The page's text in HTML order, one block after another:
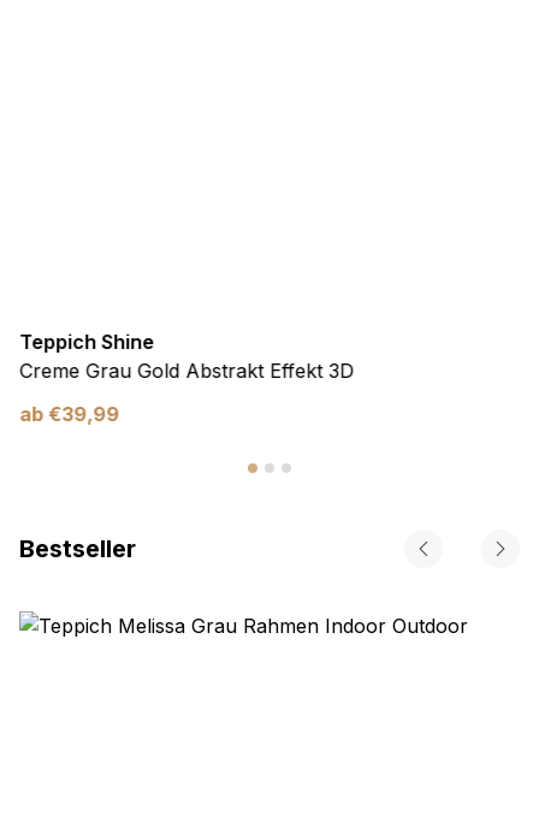
Teppich Shine
Creme Grau Gold Abstrakt Effekt 3D
ab €39,99
Bestseller